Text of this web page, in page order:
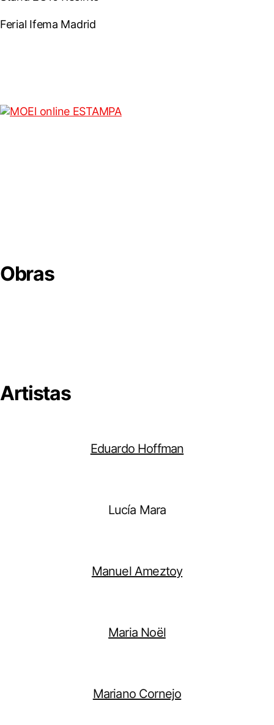
Ferial Ifema Madrid
Obras
Artistas
Eduardo Hoffman
Lucía Mara
Manuel Ameztoy
Maria Noël
Mariano Cornejo